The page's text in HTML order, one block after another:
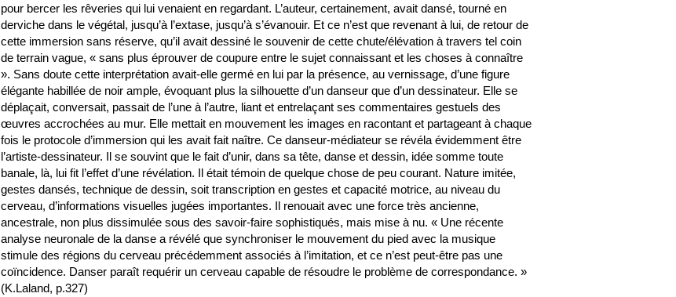
pour bercer les rêveries qui lui venaient en regardant. L’auteur, certainement, avait dansé, tourné en
derviche dans le végétal, jusqu’à l’extase, jusqu’à s’évanouir. Et ce n’est que revenant à lui, de retour de
cette immersion sans réserve, qu’il avait dessiné le souvenir de cette chute/élévation à travers tel coin
de terrain vague, « sans plus éprouver de coupure entre le sujet connaissant et les choses à connaître
». Sans doute cette interprétation avait-elle germé en lui par la présence, au vernissage, d’une figure
élégante habillée de noir ample, évoquant plus la silhouette d’un danseur que d’un dessinateur. Elle se
déplaçait, conversait, passait de l’une à l’autre, liant et entrelaçant ses commentaires gestuels des
œuvres accrochées au mur. Elle mettait en mouvement les images en racontant et partageant à chaque
fois le protocole d’immersion qui les avait fait naître. Ce danseur-médiateur se révéla évidemment être
l’artiste-dessinateur. Il se souvint que le fait d’unir, dans sa tête, danse et dessin, idée somme toute
banale, là, lui fit l’effet d’une révélation. Il était témoin de quelque chose de peu courant. Nature imitée,
gestes dansés, technique de dessin, soit transcription en gestes et capacité motrice, au niveau du
cerveau, d’informations visuelles jugées importantes. Il renouait avec une force très ancienne,
ancestrale, non plus dissimulée sous des savoir-faire sophistiqués, mais mise à nu. « Une récente
analyse neuronale de la danse a révélé que synchroniser le mouvement du pied avec la musique
stimule des régions du cerveau précédemment associés à l’imitation, et ce n’est peut-être pas une
coïncidence. Danser paraît requérir un cerveau capable de résoudre le problème de correspondance. »
(K.Laland, p.327)